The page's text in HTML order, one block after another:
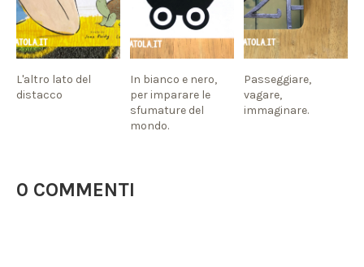
L'altro lato del
distacco
In bianco e nero,
per imparare le
sfumature del
mondo.
Passeggiare,
vagare,
immaginare.
0 COMMENTI